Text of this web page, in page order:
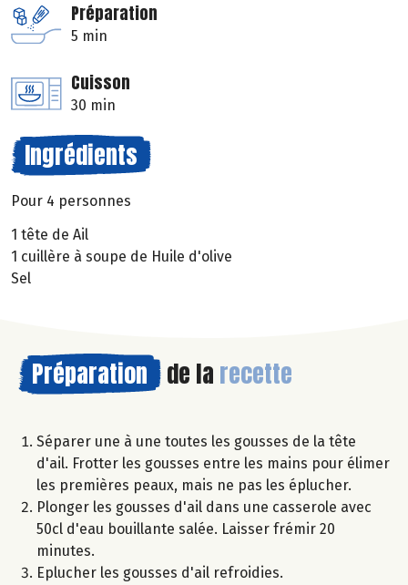
Préparation
5 min
Cuisson
30 min
Ingrédients
Pour 4 personnes
1 tête de Ail
1 cuillère à soupe de Huile d'olive
Sel
Préparation de la recette
Séparer une à une toutes les gousses de la tête
d'ail. Frotter les gousses entre les mains pour élimer
les premières peaux, mais ne pas les éplucher.
Plonger les gousses d'ail dans une casserole avec
50cl d'eau bouillante salée. Laisser frémir 20
minutes.
Eplucher les gousses d'ail refroidies.